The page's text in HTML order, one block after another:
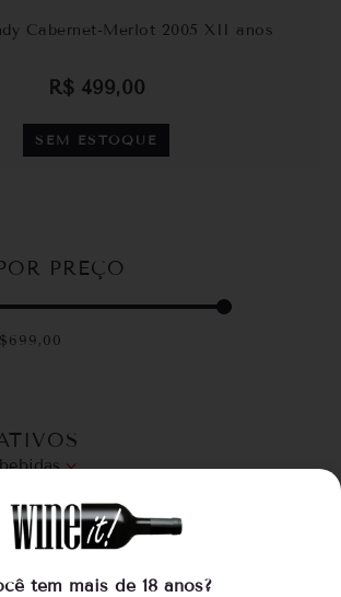
PREÇO
699,00
×
CATEGORIA
Cabernet-Merlot 2005 XII anos
R$499,00
SEM ESTOQUE
tem mais de 18 anos?